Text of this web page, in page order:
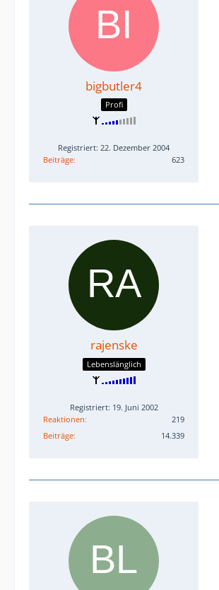
bigbutler4
Profi
Registriert: 22. Dezember 2004
Beiträge
623
rajenske
Lebenslänglich
Registriert: 19. Juni 2002
Reaktionen
219
Beiträge
14.339